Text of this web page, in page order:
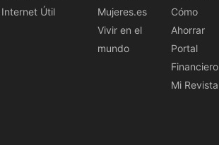
Internet Útil
Mujeres.es
Vivir en el
mundo
Cómo
Ahorrar
Portal
Financiero
Mi Revista